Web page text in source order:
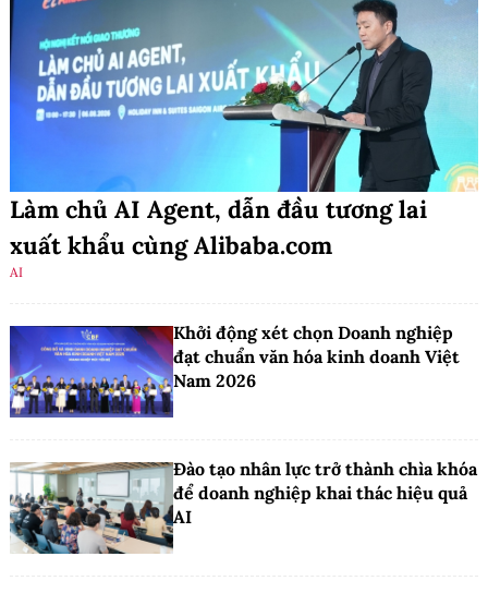
Làm chủ AI Agent, dẫn đầu tương lai
xuất khẩu cùng Alibaba.com
AI
Khởi động xét chọn Doanh nghiệp
đạt chuẩn văn hóa kinh doanh Việt
Nam 2026
Đào tạo nhân lực trở thành chìa khóa
để doanh nghiệp khai thác hiệu quả
AI